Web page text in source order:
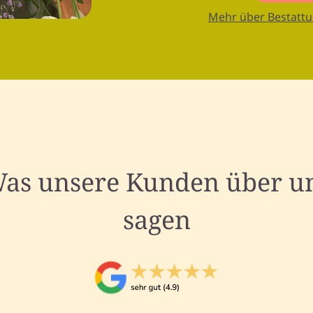
Mehr über
unsere Kunden über
sagen